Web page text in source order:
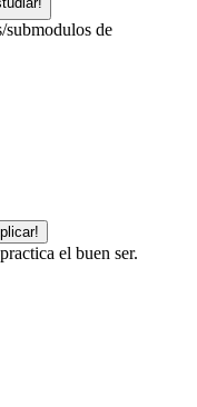
submodulos de
el buen ser.